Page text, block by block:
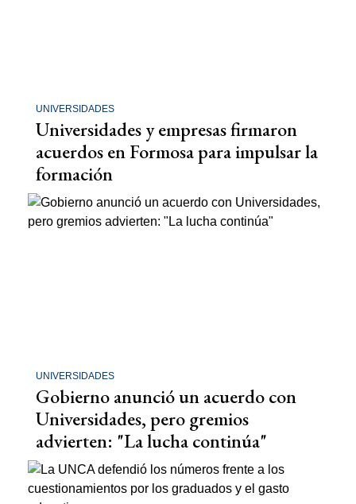
UNIVERSIDADES
Universidades y empresas firmaron
acuerdos en Formosa para impulsar la
formación
UNIVERSIDADES
Gobierno anunció un acuerdo con
Universidades, pero gremios
advierten: "La lucha continúa"